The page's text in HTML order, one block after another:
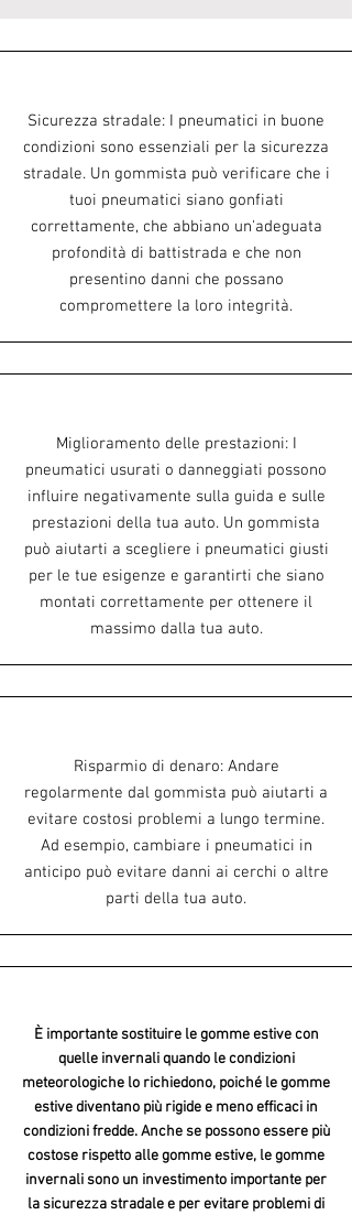
Sicurezza stradale: I pneumatici in buone
condizioni sono essenziali per la sicurezza
stradale. Un gommista può verificare che i
tuoi pneumatici siano gonfiati
correttamente, che abbiano un'adeguata
profondità di battistrada e che non
presentino danni che possano
compromettere la loro integrità.
Miglioramento delle prestazioni: I
pneumatici usurati o danneggiati possono
influire negativamente sulla guida e sulle
prestazioni della tua auto. Un gommista
può aiutarti a scegliere i pneumatici giusti
per le tue esigenze e garantirti che siano
montati correttamente per ottenere il
massimo dalla tua auto.
Risparmio di denaro: Andare
regolarmente dal gommista può aiutarti a
evitare costosi problemi a lungo termine.
Ad esempio, cambiare i pneumatici in
anticipo può evitare danni ai cerchi o altre
parti della tua auto.
È importante sostituire le gomme estive con
quelle invernali quando le condizioni
meteorologiche lo richiedono, poiché le gomme
estive diventano più rigide e meno efficaci in
condizioni fredde. Anche se possono essere più
costose rispetto alle gomme estive, le gomme
invernali sono un investimento importante per
la sicurezza stradale e per evitare problemi di